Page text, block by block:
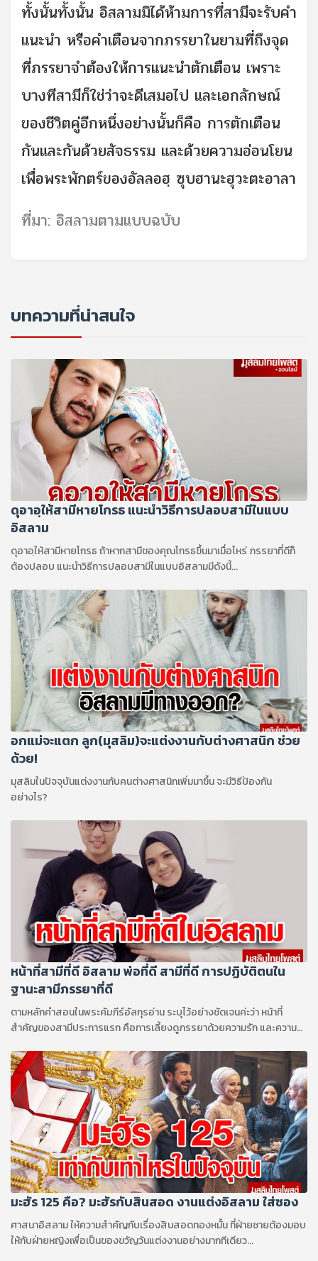
ทั้งนั้นทั้งนั้น อิสลามมิได้ห้ามการที่สามีจะรับคำ
แนะนำ หรือคำเตือนจากภรรยาในยามที่ถึงจุด
ที่ภรรยาจำต้องให้การแนะนำตักเตือน เพราะ
บางทีสามีก็ใช่ว่าจะดีเสมอไป และเอกลักษณ์
ของชีวิตคู่อีกหนึ่งอย่างนั้นก็คือ การตักเตือน
กันและกันด้วยสัจธรรม และด้วยความอ่อนโยน
เพื่อพระพักตร์ของอัลลอฮฺ ซุบฮานะฮุวะตะอาลา
ที่มา: อิสลามตามแบบฉบับ
บทความที่น่าสนใจ
ดุอาอฺให้สามีหายโกรธ แนะนำวิธีการปลอบสามีในแบบ
อิสลาม
ดุอาอฺให้สามีหายโกรธ ถ้าหากสามีของคุณโกรธขึ้นมาเมื่อไหร่ ภรรยาที่ดีก็
ต้องปลอบ แนะนำวิธีการปลอบสามีในแบบอิสลามมีดังนี้...
อกแม่จะแตก ลูก(มุสลิม)จะแต่งงานกับต่างศาสนิก ช่วย
ด้วย!
มุสลิมในปัจจุบันแต่งงานกับคนต่างศาสนิกเพิ่มมาขึ้น จะมีวิธีป้องกัน
อย่างไร?
หน้าที่สามีที่ดี อิสลาม พ่อที่ดี สามีที่ดี การปฏิบัติตนใน
ฐานะสามีภรรยาที่ดี
ตามหลักคำสอนในพระคัมภีร์อัลกุรอ่าน ระบุไว้อย่างชัดเจนค่ะว่า หน้าที่
สำคัญของสามีประการแรก คือการเลี้ยงดูภรรยาด้วยความรัก และความ
มะฮัร 125 คือ? มะฮัรกับสินสอด งานแต่งอิสลาม ใส่ซอง
ศาสนาอิสลาม ให้ความสำคัญกับเรื่องสินสอดทองหมั้น ที่ฝ่ายชายต้องมอบ
ให้กับฝ่ายหญิงเพื่อเป็นของขวัญวันแต่งงานอย่างมากทีเดียว...